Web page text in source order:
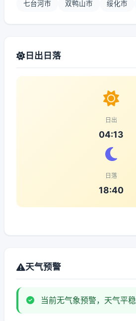
七台河市 双鸭山市 绥化市
日出日落
日出
04:13
日落
18:40
天气预警
当前无气象预警，天气平稳